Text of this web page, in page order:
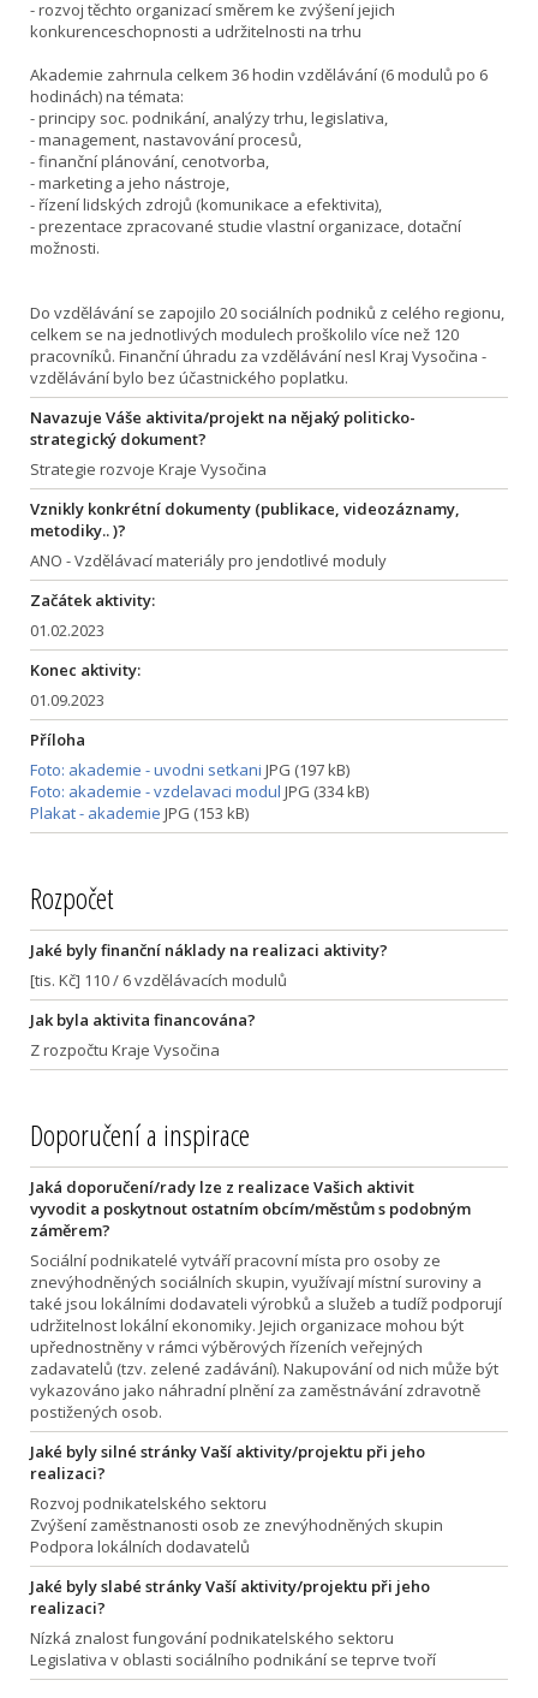
- rozvoj těchto organizací směrem ke zvýšení jejich
konkurenceschopnosti a udržitelnosti na trhu
Akademie zahrnula celkem 36 hodin vzdělávání (6 modulů po 6
hodinách) na témata:
- principy soc. podnikání, analýzy trhu, legislativa,
- management, nastavování procesů,
- finanční plánování, cenotvorba,
- marketing a jeho nástroje,
- řízení lidských zdrojů (komunikace a efektivita),
- prezentace zpracované studie vlastní organizace, dotační
možnosti.
Do vzdělávání se zapojilo 20 sociálních podniků z celého regionu,
celkem se na jednotlivých modulech proškolilo více než 120
pracovníků. Finanční úhradu za vzdělávání nesl Kraj Vysočina -
vzdělávání bylo bez účastnického poplatku.
Navazuje Váše aktivita/projekt na nějaký politicko-
strategický dokument?
Strategie rozvoje Kraje Vysočina
Vznikly konkrétní dokumenty (publikace, videozáznamy,
metodiky.. )?
ANO - Vzdělávací materiály pro jendotlivé moduly
Začátek aktivity:
01.02.2023
Konec aktivity:
01.09.2023
Příloha
Foto: akademie - uvodni setkani JPG (197 kB)
Foto: akademie - vzdelavaci modul JPG (334 kB)
Plakat - akademie JPG (153 kB)
Rozpočet
Jaké byly finanční náklady na realizaci aktivity?
[tis. Kč] 110 / 6 vzdělávacích modulů
Jak byla aktivita financována?
Z rozpočtu Kraje Vysočina
Doporučení a inspirace
Jaká doporučení/rady lze z realizace Vašich aktivit
vyvodit a poskytnout ostatním obcím/městům s podobným
záměrem?
Sociální podnikatelé vytváří pracovní místa pro osoby ze
znevýhodněných sociálních skupin, využívají místní suroviny a
také jsou lokálními dodavateli výrobků a služeb a tudíž podporují
udržitelnost lokální ekonomiky. Jejich organizace mohou být
upřednostněny v rámci výběrových řízeních veřejných
zadavatelů (tzv. zelené zadávání). Nakupování od nich může být
vykazováno jako náhradní plnění za zaměstnávání zdravotně
postižených osob.
Jaké byly silné stránky Vaší aktivity/projektu při jeho
realizaci?
Rozvoj podnikatelského sektoru
Zvýšení zaměstnanosti osob ze znevýhodněných skupin
Podpora lokálních dodavatelů
Jaké byly slabé stránky Vaší aktivity/projektu při jeho
realizaci?
Nízká znalost fungování podnikatelského sektoru
Legislativa v oblasti sociálního podnikání se teprve tvoří